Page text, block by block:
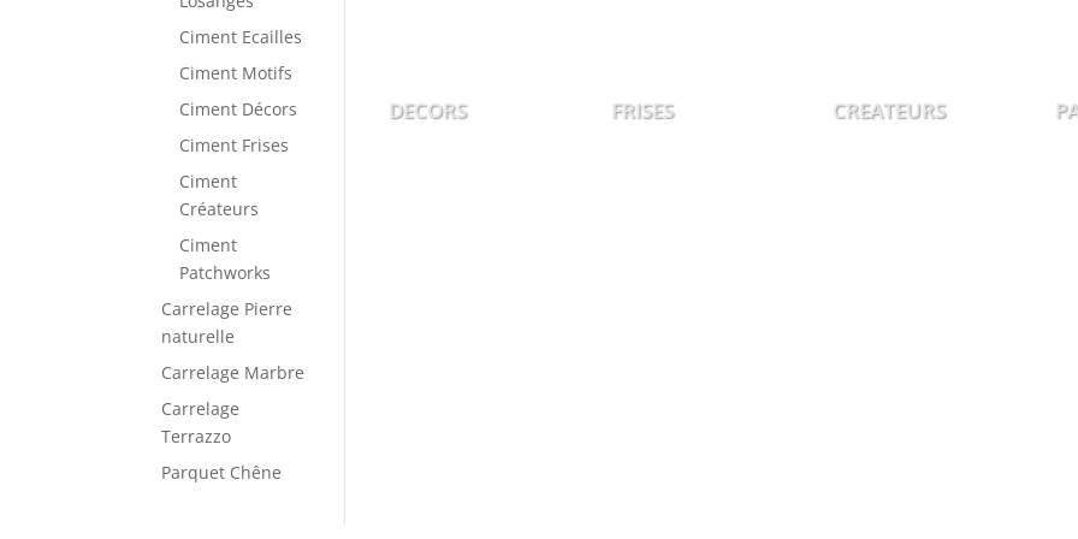
Ciment Ecailles
Ciment Motifs
Ciment Décors
Ciment Frises
Ciment
Créateurs
Ciment
Patchworks
Carrelage Pierre
naturelle
Carrelage Marbre
Carrelage
Terrazzo
Parquet Chêne
DECORS FRISES CREATEURS